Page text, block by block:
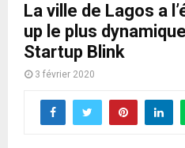
La ville de Lagos a
up le plus
Startup Blink
3 février 2020